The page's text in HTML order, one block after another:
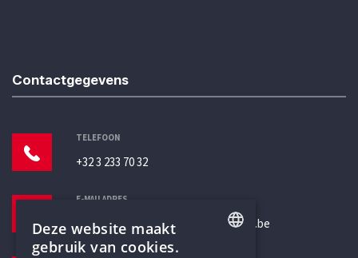
Contactgegevens
TELEFOON
+32 3 233 70 32
E-MAILADRES
secretariaat@humanistischverbond.be
Deze website maakt
gebruik van cookies.